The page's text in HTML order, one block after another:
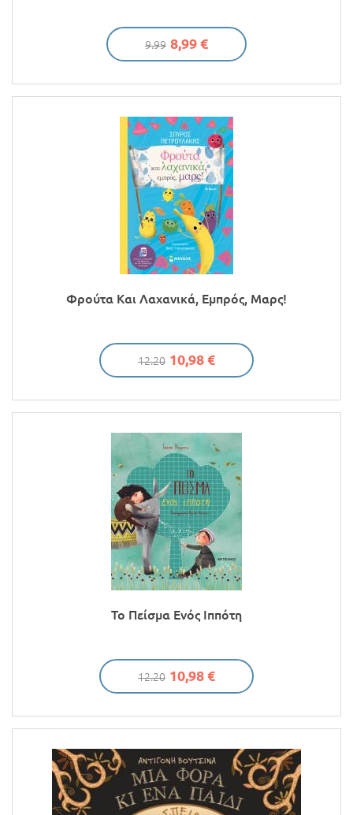
9.99 8,99 €
Φρούτα Και Λαχανικά, Εμπρός, Μαρς!
12.20 10,98 €
Το Πείσμα Ενός Ιππότη
12.20 10,98 €